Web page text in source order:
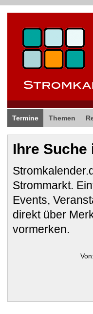
Termine Themen
Ihre
Strommarkt.
Events,
direkt über
vormerken.
Von: